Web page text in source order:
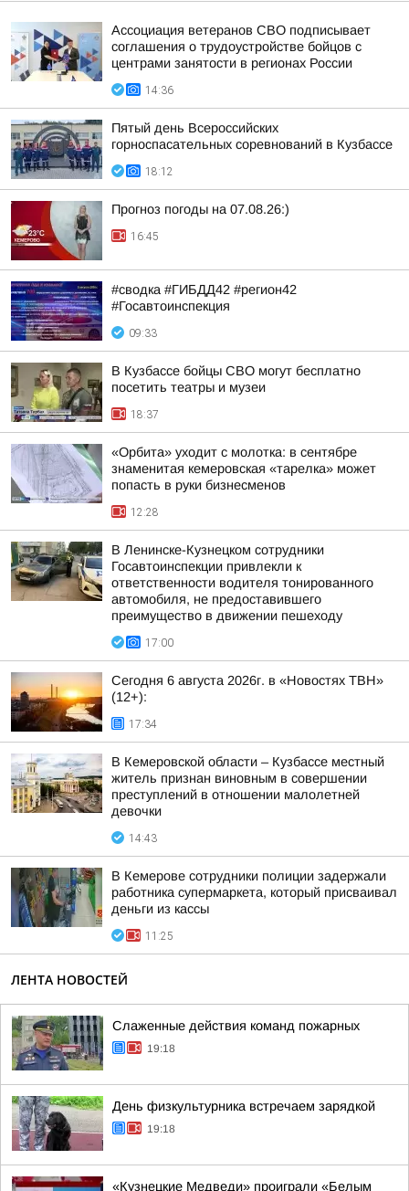
Ассоциация ветеранов СВО подписывает
соглашения о трудоустройстве бойцов с
центрами занятости в регионах России
14:36
Пятый день Всероссийских
горноспасательных соревнований в Кузбассе
18:12
Прогноз погоды на 07.08.26:)
16:45
#сводка #ГИБДД42 #регион42
#Госавтоинспекция
09:33
В Кузбассе бойцы СВО могут бесплатно
посетить театры и музеи
18:37
«Орбита» уходит с молотка: в сентябре
знаменитая кемеровская «тарелка» может
попасть в руки бизнесменов
12:28
В Ленинске-Кузнецком сотрудники
Госавтоинспекции привлекли к
ответственности водителя тонированного
автомобиля, не предоставившего
преимущество в движении пешеходу
17:00
Сегодня 6 августа 2026г. в «Новостях ТВН»
(12+):
17:34
В Кемеровской области – Кузбассе местный
житель признан виновным в совершении
преступлений в отношении малолетней
девочки
14:43
В Кемерове сотрудники полиции задержали
работника супермаркета, который присваивал
деньги из кассы
11:25
ЛЕНТА НОВОСТЕЙ
Слаженные действия команд пожарных
19:18
День физкультурника встречаем зарядкой
19:18
«Кузнецкие Медведи» проиграли «Белым